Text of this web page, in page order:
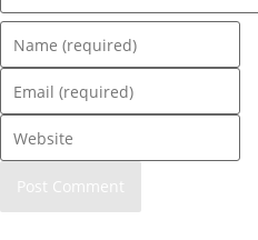
your
name
or
username
your
email
address
Enter
your
website
URL